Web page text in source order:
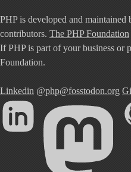
PHP is developed and
contributors. The PHP Foundation
If PHP is part of your business or
Foundation.
Linkedin @php@fosstodon.org